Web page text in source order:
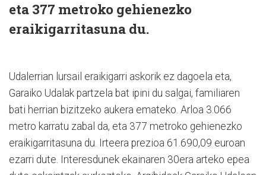
eta 377 metroko gehienezko
eraikigarritasuna du.
Udalerrian lursail eraikigarri askorik ez dagoela eta,
Garaiko Udalak partzela bat ipini du salgai, familiaren
bati herrian bizitzeko aukera emateko. Arloa 3.066
metro karratu zabal da, eta 377 metroko gehienezko
eraikigarritasuna du. Irteera prezioa 61.690,09 euroan
ezarri dute. Interesdunek ekainaren 30era arteko epea